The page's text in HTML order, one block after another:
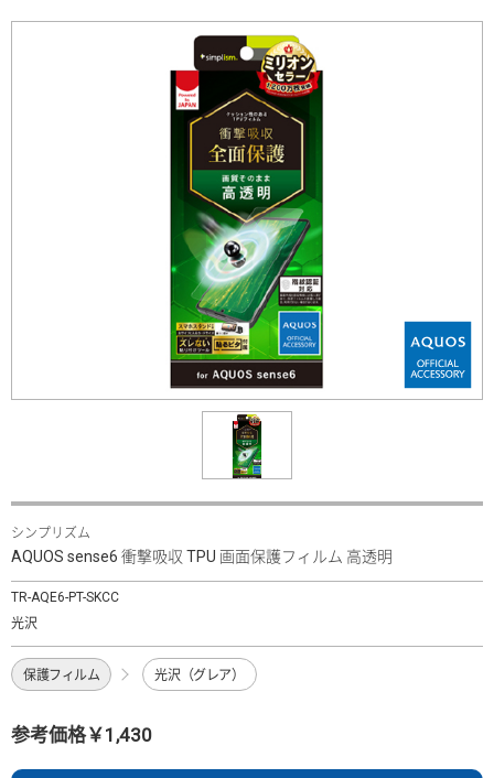
シンプリズム
AQUOS sense6 衝撃吸収 TPU 画面保護フィルム 高透明
TR-AQE6-PT-SKCC
光沢
保護フィルム 光沢（グレア）
参考価格￥1,430